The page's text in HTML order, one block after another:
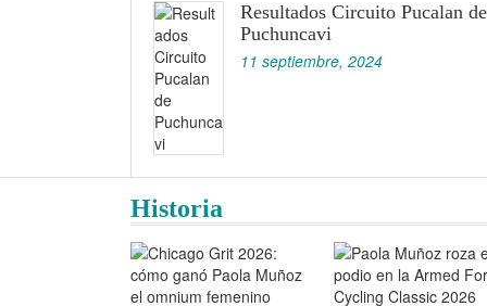
Resultados Circuito Pucalan de
Puchuncavi
11 septiembre, 2024
Historia